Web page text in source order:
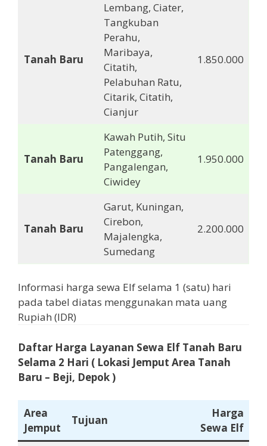
Tanah Baru
Lembang, Ciater,
Tangkuban
Perahu,
Maribaya,
Citatih,
Pelabuhan Ratu,
Citarik, Citatih,
Cianjur
1.850.000
Tanah Baru
Kawah Putih, Situ
Patenggang,
Pangalengan,
Ciwidey
1.950.000
Tanah Baru
Garut, Kuningan,
Cirebon,
Majalengka,
Sumedang
2.200.000
Informasi harga sewa Elf selama 1 (satu) hari
pada tabel diatas menggunakan mata uang
Rupiah (IDR)
Daftar Harga Layanan Sewa Elf Tanah Baru
Selama 2 Hari ( Lokasi Jemput Area Tanah
Baru – Beji, Depok )
Area
Jemput
Tujuan
Harga
Sewa Elf